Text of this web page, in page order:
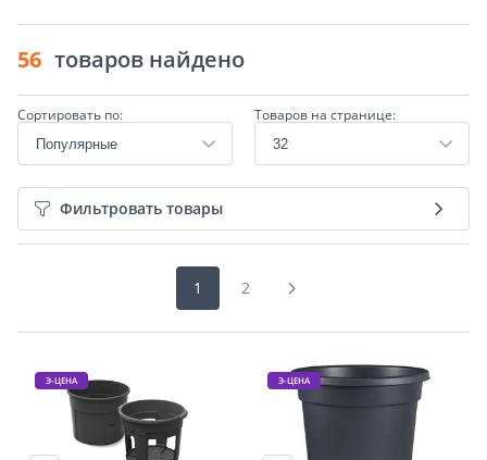
56 товаров найдено
Сортировать по: Товаров на странице:
Фильтровать товары
1 2
Э-ЦЕНА Э-ЦЕНА